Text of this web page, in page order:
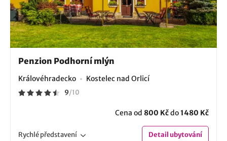
Penzion Podhorní mlýn
Královéhradecko Kostelec nad Orlicí
9/10
Cena od 800 Kčdo1480 Kč
Rychlépředstavení Detailubytování